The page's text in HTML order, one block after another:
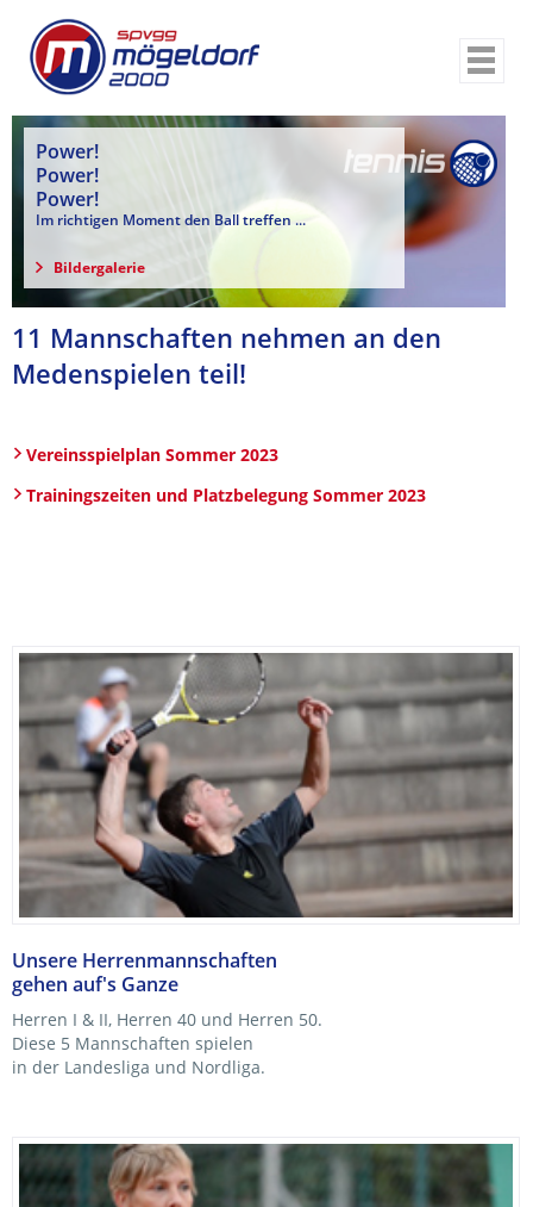
ABTEILUNGEN
KINDERBALLETT
INLINER
FUSSBALL
KINDERTURNEN
TISCHTENNIS
TENNIS
KUNG FU / HAPKIDO
GYMNASTIK
HANDBALL
ÜBER UNS
DER VEREIN
NEWS
SPORTANLAGE
VEREINSLEITUNG
SPONSORING
GASTRONOMIE
KONTAKT
VERANSTALTUNGEN
Power!
Power!
Power!
Im richtigen Moment den Ball treffen ...
Bildergalerie
11 Mannschaften nehmen an den
Medenspielen teil!
Vereinsspielplan Sommer 2023
Trainingszeiten und Platzbelegung Sommer 2023
Unsere Herrenmannschaften
gehen auf's Ganze
Herren I & II, Herren 40 und Herren 50.
Diese 5 Mannschaften spielen
in der Landesliga und Nordliga.